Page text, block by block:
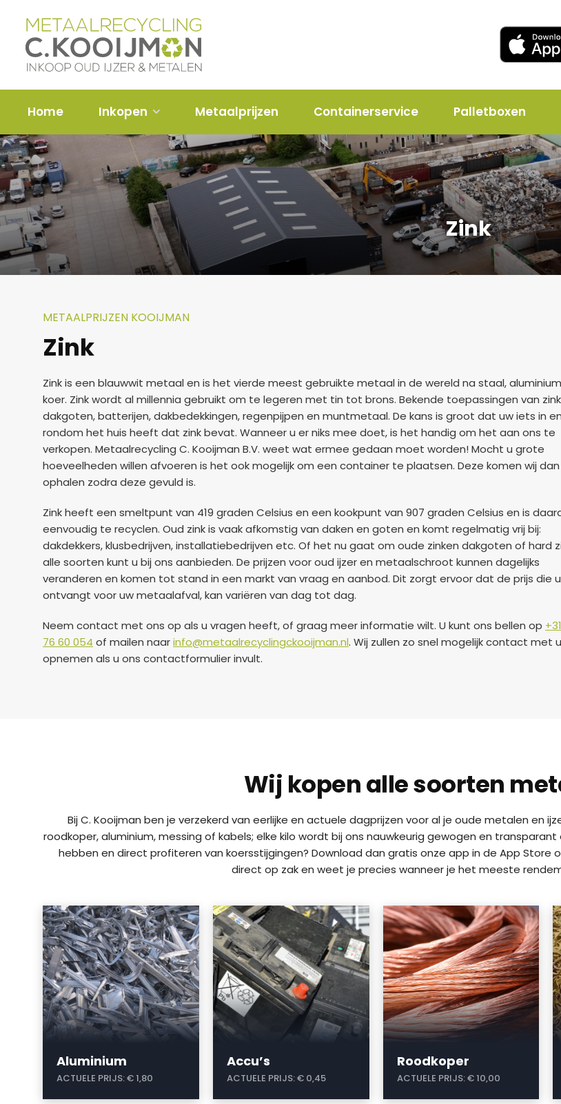
Home Inkopen Metaalprijzen Containerservice Palletboxen
Zink
METAALPRIJZEN KOOIJMAN
Zink
Zink is een blauwwit metaal en is het vierde meest gebruikte metaal in de wereld na staal,
koer. Zink wordt al millennia gebruikt om te legeren met tin tot brons. Bekende toepassingen van
dakgoten, batterijen, dakbedekkingen, regenpijpen en muntmetaal. De kans is groot dat uw iets in en
rondom het huis heeft dat zink bevat. Wanneer u er niks mee doet, is het handig om het aan ons te
verkopen. Metaalrecycling C. Kooijman B.V. weet wat ermee gedaan moet worden! Mocht u grote
hoeveelheden willen afvoeren is het ook mogelijk om een container te plaatsen. Deze komen wij
ophalen zodra deze gevuld is.
Zink heeft een smeltpunt van 419 graden Celsius en een kookpunt van 907 graden Celsius en is
eenvoudig te recyclen. Oud zink is vaak afkomstig van daken en goten en komt regelmatig vrij bij:
dakdekkers, klusbedrijven, installatiebedrijven etc. Of het nu gaat om oude zinken dakgoten of hard
alle soorten kunt u bij ons aanbieden. De prijzen voor oud ijzer en metaalschroot kunnen dagelijks
veranderen en komen tot stand in een markt van vraag en aanbod. Dit zorgt ervoor dat de prijs die u
ontvangt voor uw metaalafval, kan variëren van dag tot dag.
Neem contact met ons op als u vragen heeft, of graag meer informatie wilt. U kunt ons bellen op
76 60 054 of mailen naarinfo@metaalrecyclingckooijman.nl. Wij zullen zo snel mogelijk contact met u
opnemen als u ons contactformulier invult.
Wij kopen alle soorten
Bij C. Kooijman ben je verzekerd van eerlijke en actuele dagprijzen voor al je oude metalen en
roodkoper, aluminium, messing of kabels; elke kilo wordt bij ons nauwkeurig gewogen en
hebben en direct profiteren van koersstijgingen? Download dan gratis onze app in de App Store
direct op zak en weet je precies wanneer je het meeste
Aluminium
ACTUELE PRIJS:€ 1,80
a
Accu’s
ACTUELE PRIJS:€ 0,45
a
Roodkoper
ACTUELE PRIJS:€ 10,00
a a